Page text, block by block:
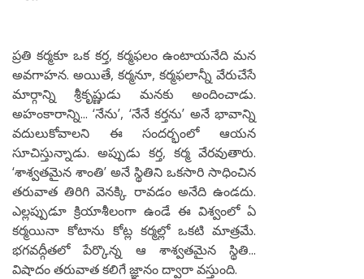
ప్రతి కర్మకూ ఒక కర్త, కర్మఫలం ఉంటాయనేది మన
అవగాహన. అయితే, కర్మనూ, కర్మఫలాన్నీ వేరుచేసే
మార్గాన్ని శ్రీకృష్ణుడు మనకు అందించాడు.
అహంకారాన్ని... ‘నేను’, ‘నేనే కర్తను’ అనే భావాన్ని
వదులుకోవాలని ఈ సందర్భంలో ఆయన
సూచిస్తున్నాడు. అప్పుడు కర్త, కర్మ వేరవుతారు.
‘శాశ్వతమైన శాంతి’ అనే స్థితిని ఒకసారి సాధించిన
తరువాత తిరిగి వెనక్కి రావడం అనేది ఉండదు.
ఎల్లప్పుడూ క్రియాశీలంగా ఉండే ఈ విశ్వంలో ఏ
కర్మయినా కోటాను కోట్ల కర్మల్లో ఒకటి మాత్రమే.
భగవద్గీతలో పేర్కొన్న ఆ శాశ్వతమైన స్థితి...
విషాదం తరువాత కలిగే జ్ఞానం ద్వారా వస్తుంది.